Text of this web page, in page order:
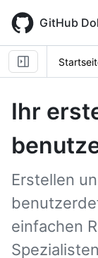
main
content
GitHub
Ihr
Erstellen
einfachen